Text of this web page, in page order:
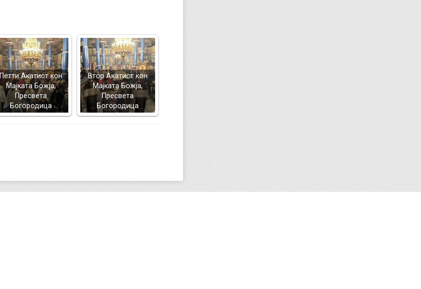
Петти Акатист кон
Мајката Божја,
Пресвета
Богородица
Втор Акатист кон
Мајката Божја,
Пресвета
Богородица